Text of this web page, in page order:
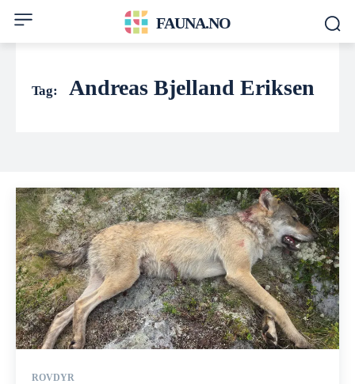
FAUNA.NO
Tag: Andreas Bjelland Eriksen
ROVDYR